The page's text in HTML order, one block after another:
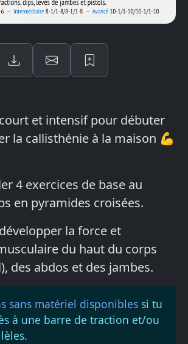
et intensif pour débuter
la callisthénie à la maison 💪
4 exercices de base au
en pyramides croisées.
la force et
du haut du corps
des abdos et des jambes.
sans matériel disponibles si tu
à une barre de traction et/ou